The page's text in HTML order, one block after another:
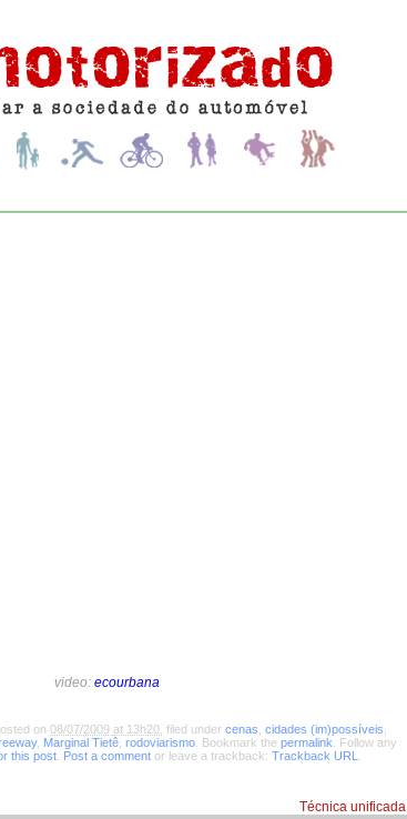
video: ecourbana
on 08/07/2009 at 13h20 , filed under cenas cidades (im)possíveis
, Marginal Tietê rodoviarismo . Bookmark the permalink . Follow any
this post Post a comment or leave a trackback: Trackback URL
Técnica unificada